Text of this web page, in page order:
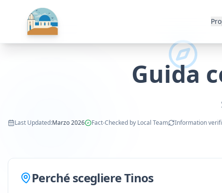
Guida
Last Updated:Marzo 2026 Fact-Checked by Local Team Information
Perché scegliere Tinos